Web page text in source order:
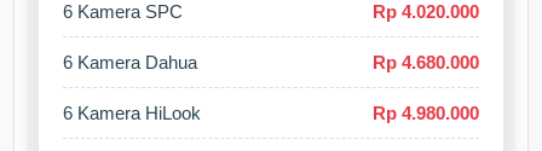
6 Kamera SPC Rp 4.020.000
6 Kamera Dahua Rp 4.680.000
6 Kamera HiLook Rp 4.980.000